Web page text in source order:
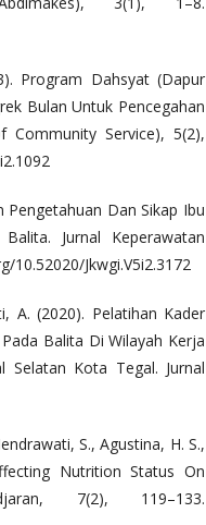
Program Dahsyat (Dapur
Bulan Untuk Pencegahan
Community Service), 5(2),
Pengetahuan Dan Sikap Ibu
Jurnal Keperawatan
10.52020/Jkwgi.V5i2.3172
A. (2020). Pelatihan Kader
Balita Di Wilayah Kerja
Selatan Kota Tegal. Jurnal
S., Agustina, H. S.,
Nutrition Status On
7(2), 119–133.